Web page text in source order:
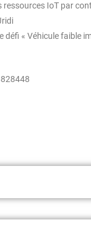
IoT par
défi « Véhicule faible